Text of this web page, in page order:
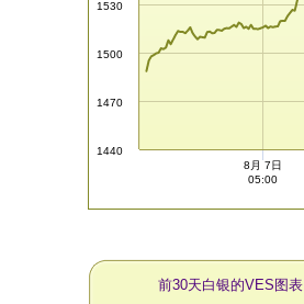
1440
1470
1500
1530
8月 7日
05:00
前30天白银的VES图表